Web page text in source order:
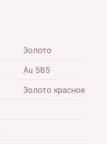
Золото
Au 585
Золото красное